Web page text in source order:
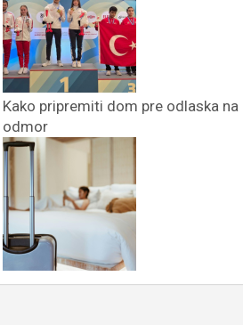
Kako pripremiti dom pre odlaska
odmor